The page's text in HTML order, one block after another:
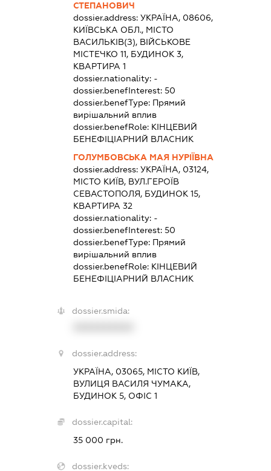
СТЕПАНОВИЧ
dossier.address:УКРАЇНА, 08606,
КИЇВСЬКА ОБЛ., МІСТО
ВАСИЛЬКІВ(З), ВІЙСЬКОВЕ
МІСТЕЧКО 11, БУДИНОК 3,
КВАРТИРА 1
dossier.nationality: -
dossier.benefInterest:50
dossier.benefType: Прямий
вирішальний вплив
dossier.benefRole: КІНЦЕВИЙ
БЕНЕФІЦІАРНИЙ ВЛАСНИК
ГОЛУМБОВСЬКА МАЯ НУРІЇВНА
dossier.address:УКРАЇНА, 03124,
МІСТО КИЇВ, ВУЛ.ГЕРОЇВ
СЕВАСТОПОЛЯ, БУДИНОК 15,
КВАРТИРА 32
dossier.nationality: -
dossier.benefInterest:50
dossier.benefType: Прямий
вирішальний вплив
dossier.benefRole: КІНЦЕВИЙ
БЕНЕФІЦІАРНИЙ ВЛАСНИК
dossier.smida:
dossier.address:
УКРАЇНА, 03065, МІСТО КИЇВ,
ВУЛИЦЯ ВАСИЛЯ ЧУМАКА,
БУДИНОК 5, ОФІС 1
dossier.capital:
35 000 грн.
dossier.kveds: